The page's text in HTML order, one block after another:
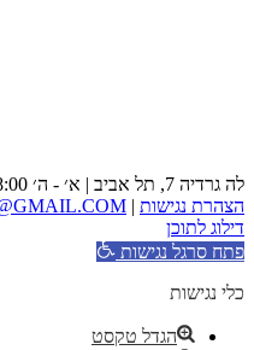
לה גרדיה 7, תל אביב | א׳ - ה׳ 18:00 - 9:00 |
הצהרת נגישות |
דילוג לתוכן
פתח סרגל נגישות
כלי נגישות
הגדל טקסט